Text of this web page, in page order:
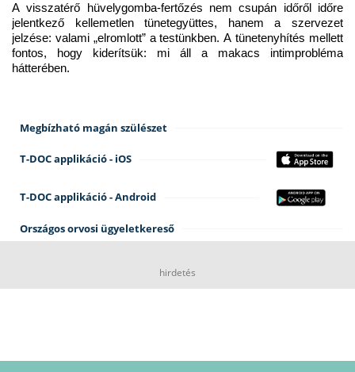
A visszatérő hüvelygomba-fertőzés nem csupán időről időre
jelentkező kellemetlen tünetegyüttes, hanem a szervezet
jelzése: valami „elromlott” a testünkben. A tünetenyhítés mellett
fontos, hogy kiderítsük: mi áll a makacs intimprobléma
hátterében.
Megbízható magán szülészet
T-DOC applikáció - iOS
T-DOC applikáció - Android
Országos orvosi ügyeletkereső
hirdetés